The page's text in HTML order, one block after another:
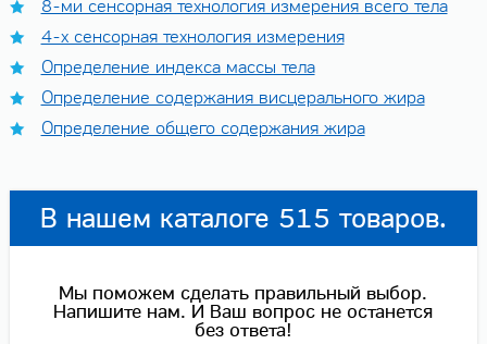
8-ми сенсорная технология измерения всего тела
4-х сенсорная технология измерения
Определение индекса массы тела
Определение содержания висцерального жира
Определение общего содержания жира
В нашем каталоге 515 товаров.
Мы поможем сделать правильный выбор.
Напишите нам. И Ваш вопрос не останется
без ответа!